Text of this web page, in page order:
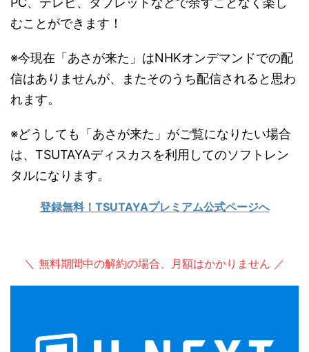
むことができます！
※今現在「あさが来た」はNHKオンデマンドでの配
信はありませんが、またそのうち配信されると思わ
れます。
※どうしても「あさが来た」がご覧になりたい場合
は、TSUTAYAディスカスを利用してのソフトレン
タルになります。
登録無料！TSUTAYAプレミアム公式ページへ
＼ 無料期間中の解約の場合、月額はかかりません ／